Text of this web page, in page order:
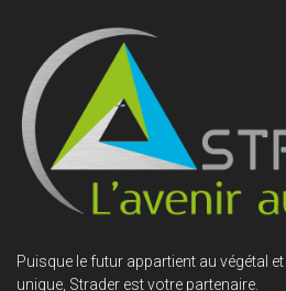
Puisque le futur appartient au végétal
unique, Strader est votre partenaire.